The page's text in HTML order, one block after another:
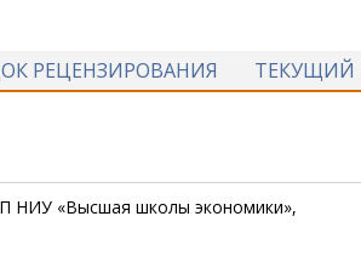
РЕЦЕНЗИРОВАНИЯ ТЕКУЩИЙ
НИУ «Высшая школы экономики»,